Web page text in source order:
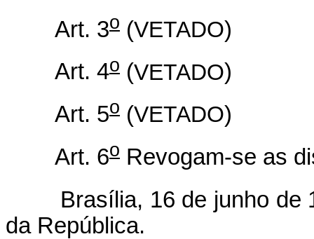
Art. 3o (VETADO)
Art. 4o (VETADO)
Art. 5o (VETADO)
Art. 6o Revogam-se as
Brasília, 16 de junho de
da República.